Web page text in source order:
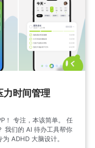
时间管理
任
我们的 AI 待办工具帮你
ADHD 大脑设计。